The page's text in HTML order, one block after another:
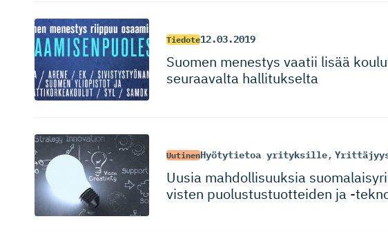
Tiedote12.03.2019
Suomen menestys vaatii lisää
seuraavalta hallitukselta
UutinenHyötytietoa yrityksille,
Uusia mahdollisuuksia
visten puolustus­tuot­teiden ja -